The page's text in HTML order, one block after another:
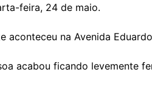
feira, 24 de maio.
aconteceu na Avenida
acabou ficando levemente